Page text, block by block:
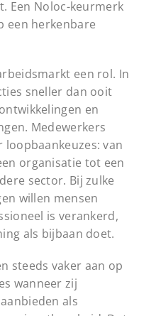
Een Noloc-keurmerk
een herkenbare
een rol. In
sneller dan ooit
en
Medewerkers
van
organisatie tot een
sector. Bij zulke
willen mensen
is verankerd,
als bijbaan doet.
steeds vaker aan op
wanneer zij
als